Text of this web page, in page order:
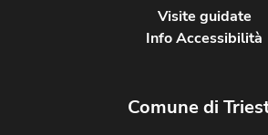
Visite guidate
Info Accessibilità
Comune di